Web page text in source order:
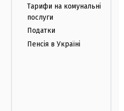
Тарифи на комунальні
послуги
Податки
Пенсія в Україні